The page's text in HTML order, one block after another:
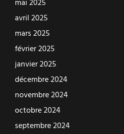
mai 2025
avril 2025
mars 2025
février 2025
janvier 2025
décembre 2024
novembre 2024
octobre 2024
septembre 2024